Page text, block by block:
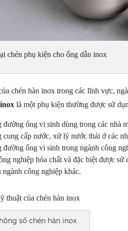
chén phụ kiện cho ống dẫn inox
chén hàn inox trong các lĩnh vực,
là một phụ kiện thường được sử
đường ống vi sinh dùng trong các nhà
cung cấp nước, xử lý nước thải ở các
đường ống vi sinh trong ngành công
nghiệp hóa chất và đặc biệt được
ngành công nghiệp khác.
thuật của chén hàn inox